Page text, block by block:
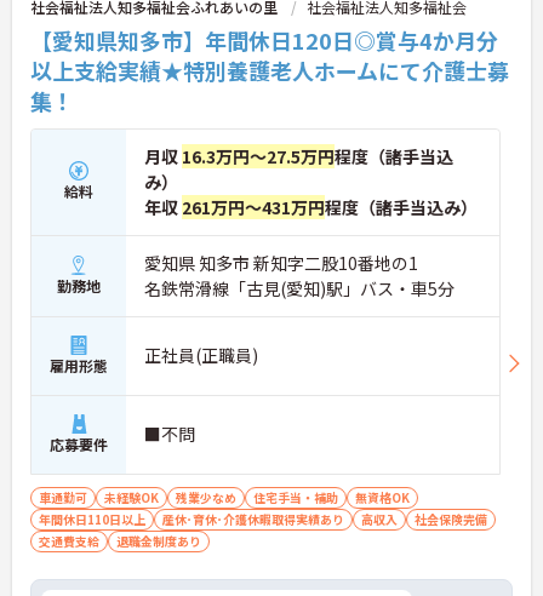
社会福祉法人知多福祉会ふれあいの里 社会福祉法人知多福祉会
【愛知県知多市】年間休日120日◎賞与4か月分
以上支給実績★特別養護老人ホームにて介護士募
集！
給料
月収 16.3万円～27.5万円程度（諸手当込
み）
年収 261万円～431万円程度（諸手当込み）
勤務地
愛知県 知多市 新知字二股10番地の1
名鉄常滑線「古見(愛知)駅」バス・車5分
雇用形態 正社員(正職員)
応募要件 ■不問
車通勤可 未経験OK 残業少なめ 住宅手当・補助
無資格OK
年間休日110日以上
産休･育休･介護休暇取得実績あり 高収入
社会保険完備
交通費支給
退職金制度あり